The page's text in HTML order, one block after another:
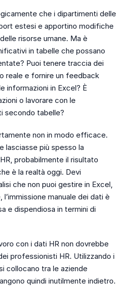
che i dipartimenti delle
estesi e apportino modifiche
risorse umane. Ma è
in ​​tabelle che possano
Puoi tenere traccia dei
reale e fornire un feedback
in Excel? È
o lavorare con le
secondo tabelle?
non in modo efficace.
lasciasse più spesso la
probabilmente il risultato
è la realtà oggi. Devi
che non puoi gestire in Excel,
manuale dei dati è
e dispendiosa in termini di
con i dati HR non dovrebbe
professionisti HR. Utilizzando i
collocano tra le aziende
quindi inutilmente indietro.